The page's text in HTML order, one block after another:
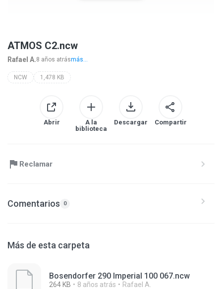
ATMOS C2.ncw
Rafael A.8 años atrásmás...
NCW 1,478 KB
Abrir
A la
biblioteca
Descargar Compartir
Reclamar
Comentarios 0
Más de esta carpeta
Bosendorfer 290 Imperial 100 067.ncw
264 KB 8 años atrás Rafael A.